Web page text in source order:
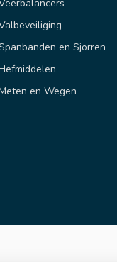
en Sjorren
en Wegen